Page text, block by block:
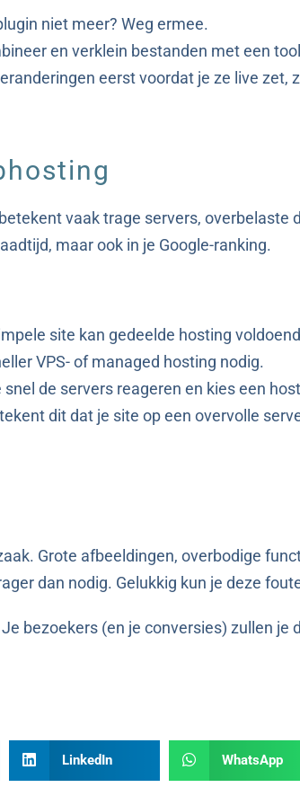
niet meer? Weg ermee.
en verklein bestanden met een
eerst voordat je ze live zet,
vaak trage servers, overbelaste
maar ook in je Google-ranking.
site kan gedeelde hosting
VPS- of managed hosting nodig.
snel de servers reageren en kies een
dit dat je site op een overvolle
Grote afbeeldingen, overbodige
dan nodig. Gelukkig kun je deze
Je bezoekers (en je conversies) zullen je
LinkedIn WhatsApp